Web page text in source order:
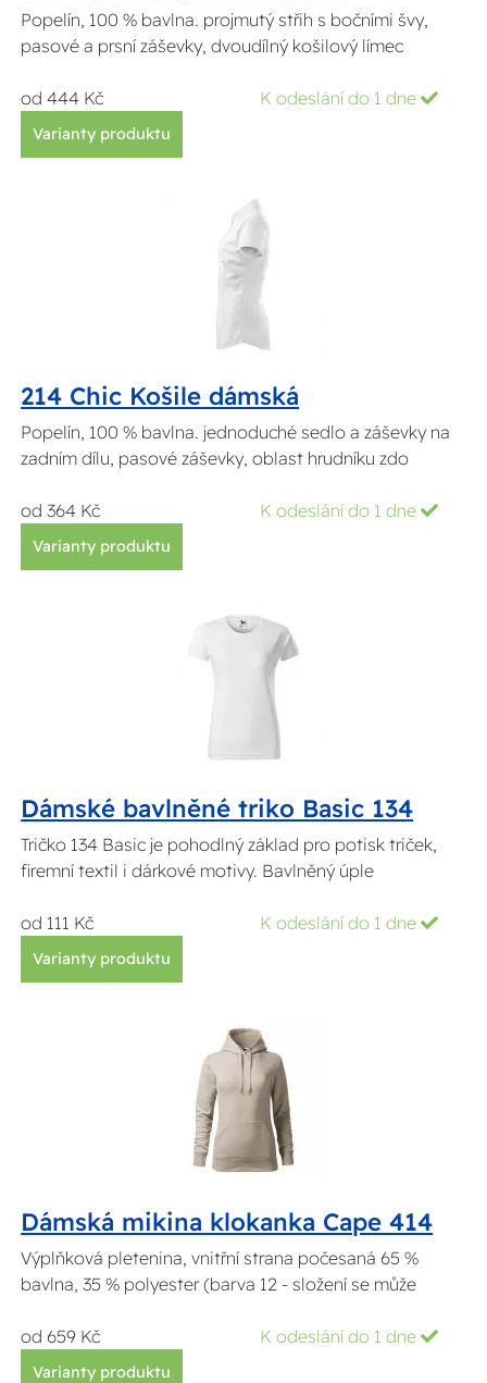
Popelín, 100 % bavlna. projmutý střih s bočními švy,
pasové a prsní záševky, dvoudílný košilový límec
od 444 Kč K odeslání do 1 dne
Varianty produktu
214 Chic Košile dámská
Popelín, 100 % bavlna. jednoduché sedlo a záševky na
zadním dílu, pasové záševky, oblast hrudníku zdo
od 364 Kč K odeslání do 1 dne
Varianty produktu
Dámské bavlněné triko Basic 134
Tričko 134 Basic je pohodlný základ pro potisk triček,
firemní textil i dárkové motivy. Bavlněný úple
od 111 Kč K odeslání do 1 dne
Varianty produktu
Dámská mikina klokanka Cape 414
Výplňková pletenina, vnitřní strana počesaná 65 %
bavlna, 35 % polyester (barva 12 - složení se může
od 659 Kč K odeslání do 1 dne
Varianty produktu